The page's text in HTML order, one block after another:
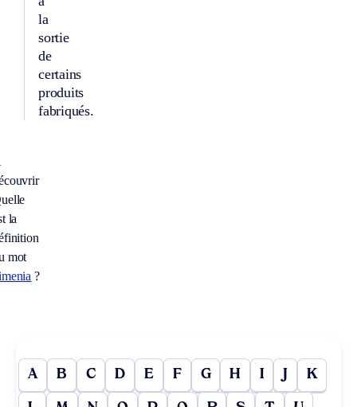
la
sortie
de
certains
produits
fabriqués.
la
mot
?
A B C D E F G H I J K